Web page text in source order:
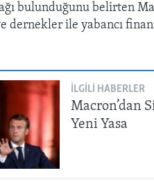
bulunduğunu belirten
dernekler ile yabancı
İLGILI HABERLER
Macron’dan
Yeni Yasa